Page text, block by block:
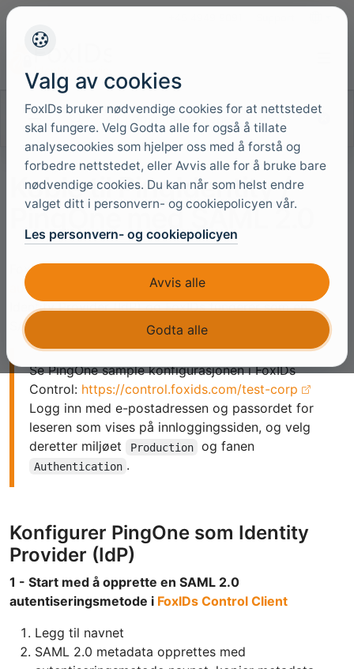
Søk i dokumentasjonen
Koble til PingIdentity /
PingOne med SAML 2.0
FoxIDs kan kobles til PingOne med en
autentiseringsmetode
. Hvor PingOne er en SAML 2.0
Identity Provider (IdP) og FoxIDs fungerer som en
SAML 2.0 Relying Party (RP).
Se PingOne sample konfigurasjonen i FoxIDs
Control: https://control.foxids.com/test-corp
Logg inn med e-postadressen og passordet for
leseren som vises på innloggingssiden, og velg
deretter miljøet
Production og fanen
Authentication .
Konfigurer PingOne som Identity
Provider (IdP)
1 - Start med å opprette en SAML 2.0
autentiseringsmetode i FoxIDs Control Client
Legg til navnet
SAML 2.0 metadata opprettes med
Valg av cookies
FoxIDs bruker nødvendige cookies for at nettstedet
skal fungere. Velg Godta alle for også å tillate
analysecookies som hjelper oss med å forstå og
forbedre nettstedet, eller Avvis alle for å bruke bare
nødvendige cookies. Du kan når som helst endre
valget ditt i personvern- og cookiepolicyen vår.
Les personvern- og cookiepolicyen
Avvis alle
Godta alle